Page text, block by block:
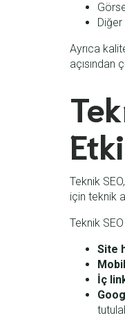
Ayrıca
açısından
Teknik
için teknik
Teknik
Site
İç